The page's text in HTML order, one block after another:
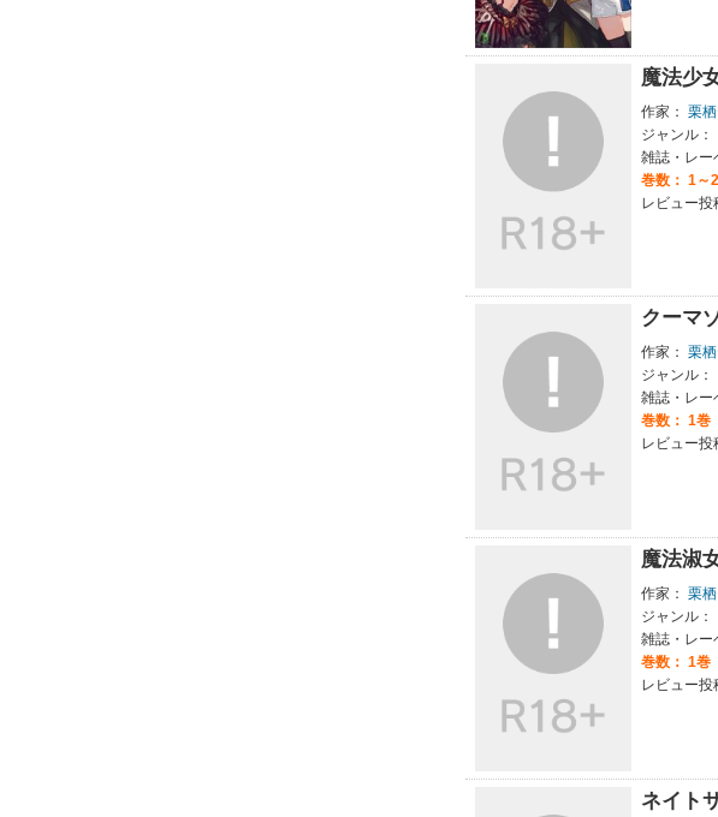
魔法少
作家： 栗
ジャンル：
雑誌・レー
巻数： 1～
レビュー投
クーマ
作家： 栗
ジャンル：
雑誌・レー
巻数： 1巻
レビュー投
魔法淑
作家： 栗
ジャンル：
雑誌・レー
巻数： 1巻
レビュー投
ネイト